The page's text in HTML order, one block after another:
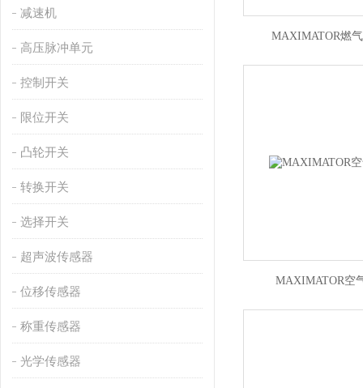
减速机
高压脉冲单元
控制开关
限位开关
凸轮开关
转换开关
选择开关
超声波传感器
位移传感器
称重传感器
光学传感器
MAXIMATOR燃
MAXIMATOR空